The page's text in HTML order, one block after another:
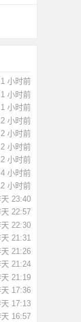
1 小时前
1 小时前
1 小时前
2 小时前
2 小时前
2 小时前
2 小时前
4 小时前
小时前
天 23:40
天 22:57
天 22:30
天 21:31
天 21:26
天 21:24
天 21:19
天 17:36
天 17:13
天 16:57